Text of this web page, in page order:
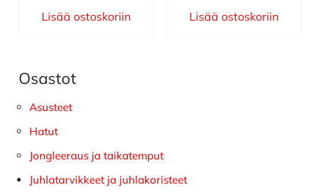
Lisää ostoskoriin Lisää ostoskoriin
Ensisijainen
sivupalkki
Osastot
Asusteet
Hatut
Jongleeraus ja taikatemput
Juhlatarvikkeet ja juhlakoristeet